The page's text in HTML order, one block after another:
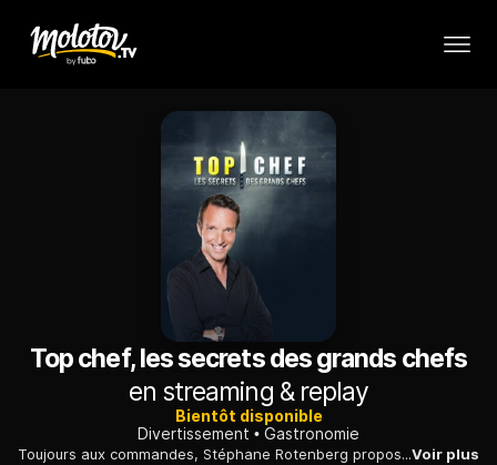
Top chef, les secrets des grands chefs
en streaming & replay
Bientôt disponible
Divertissement
Gastronomie
Toujours aux commandes, Stéphane Rotenberg propose, dans cet «After», de découvrir les secrets des chefs français les plus renommés. Chaque émission s'articule autour d'un thème.Voir plus